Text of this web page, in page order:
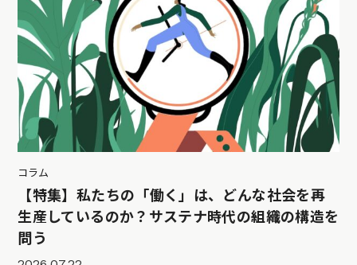
コラム
【特集】私たちの「働く」は、どんな社会を再
生産しているのか？サステナ時代の組織の構造を
問う